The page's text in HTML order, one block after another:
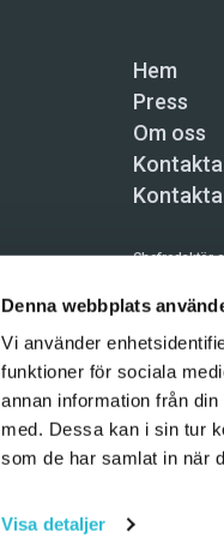
Denna webbplats
Vi använder
funktioner för sociala
annan information från
med. Dessa kan i sin tur
som de har samlat in när
Visa detaljer
Hem
Press
Om oss
Chefredaktör
Kundtjänst
Användning
tillåten.